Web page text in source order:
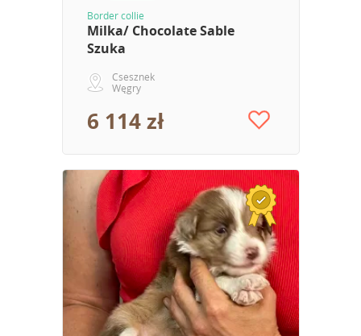
Border collie
Milka/ Chocolate Sable
Szuka
Csesznek
Węgry
6 114 zł